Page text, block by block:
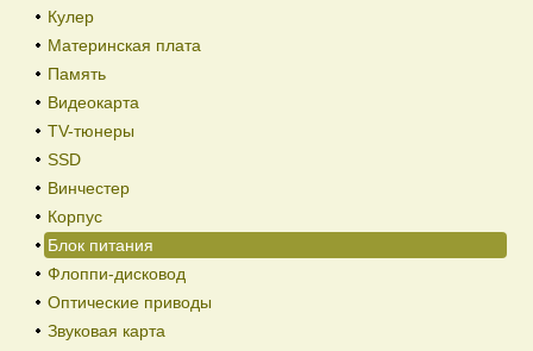
Кулер
Материнская плата
Память
Видеокарта
TV-тюнеры
SSD
Винчестер
Корпус
Блок питания
Флоппи-дисковод
Оптические приводы
Звуковая карта